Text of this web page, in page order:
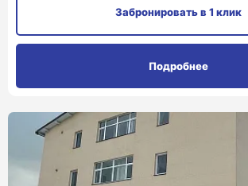
Забронироватьв 1 клик
Подробнее